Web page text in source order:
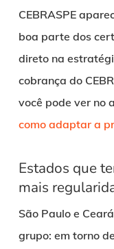
CEBRASPE
boa parte dos
direto na
cobrança do
você pode ver no
como adaptar a
Estados que
mais
São Paulo e
grupo: em torno